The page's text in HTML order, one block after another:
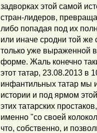
задворках этой самой
стран-лидеров,
либо попадая под их
или иначе сродни той же
только уже выраженной
форме. Жаль конечно
этот татар, 23.08.2013 в
инфантильных татар мы
истории и под ярмом
этих татарских
именно "со своей
что, собственно, и